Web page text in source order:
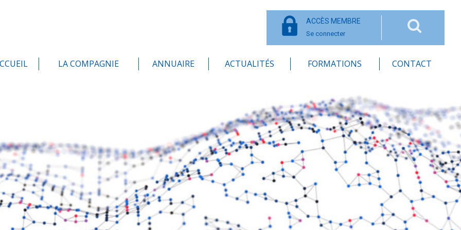
ACCÈS MEMBRE
Se connecter
LA COMPAGNIE ANNUAIRE ACTUALITÉS FORMATIONS CONTACT